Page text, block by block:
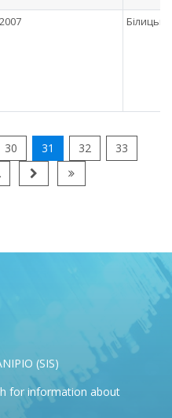
30 31 32
33
(SIS)
for information about